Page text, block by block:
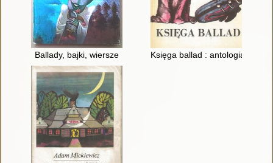
Ballady, bajki, wiersze Księga ballad : antologia